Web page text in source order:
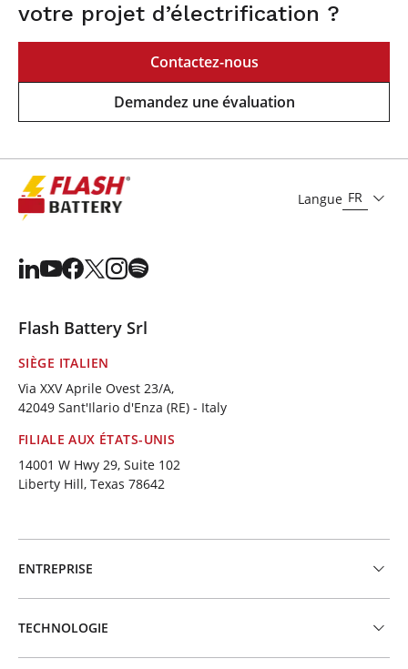
votre projet d’électrification ?
Contactez-nous
Demandez une évaluation
Langue FR
Flash Battery Srl
SIÈGE ITALIEN
Via XXV Aprile Ovest 23/A,
42049 Sant'Ilario d'Enza (RE) - Italy
FILIALE AUX ÉTATS-UNIS
14001 W Hwy 29, Suite 102
Liberty Hill, Texas 78642
ENTREPRISE
TECHNOLOGIE